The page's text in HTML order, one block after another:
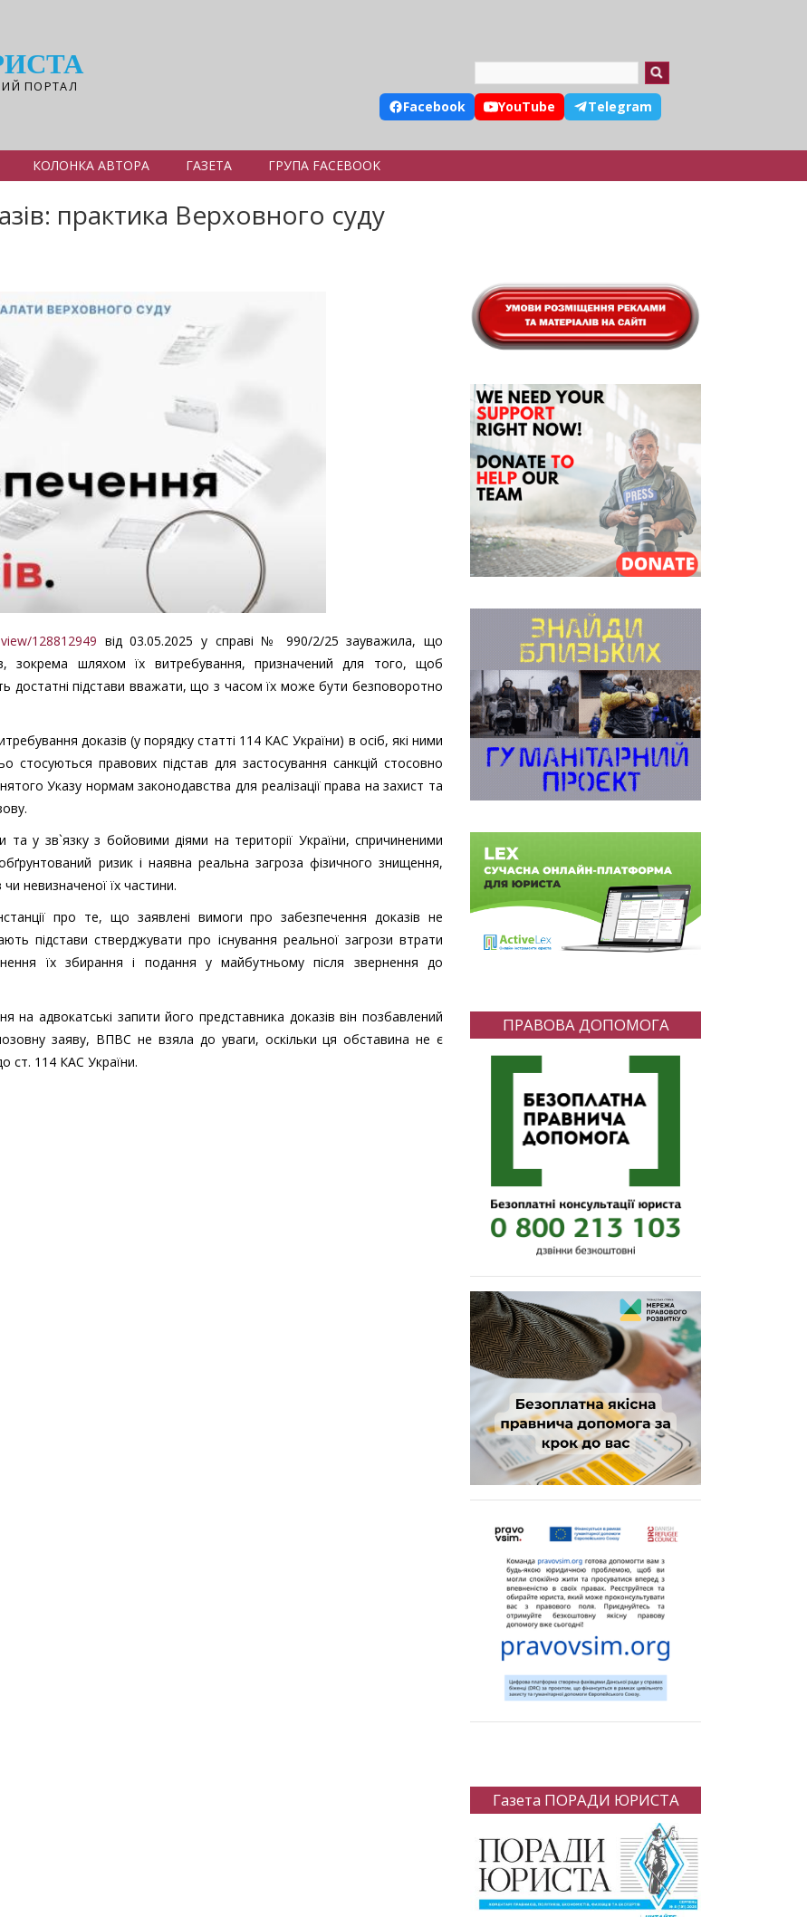
ПОРТАЛ
Facebook YouTube Telegram
КОЛОНКА АВТОРА ГАЗЕТА ГРУПА FACEBOOK
практика Верховного суду
128812949 від 03.05.2025 у справі № 990/2/25 зауважила, що
зокрема шляхом їх витребування, призначений для того, щоб
достатні підстави вважати, що з часом їх може бути безповоротно
доказів (у порядку статті 114 КАС України) в осіб, які ними
правових підстав для застосування санкцій стосовно
Указу нормам законодавства для реалізації права на захист та
у зв`язку з бойовими діями на території України, спричиненими
ризик і наявна реальна загроза фізичного знищення,
невизначеної їх частини.
про те, що заявлені вимоги про забезпечення доказів не
підстави стверджувати про існування реальної загрози втрати
їх збирання і подання у майбутньому після звернення до
адвокатські запити його представника доказів він позбавлений
заяву, ВПВС не взяла до уваги, оскільки ця обставина не є
ст. 114 КАС України.
ПРАВОВА ДОПОМОГА
Газета ПОРАДИ ЮРИСТА